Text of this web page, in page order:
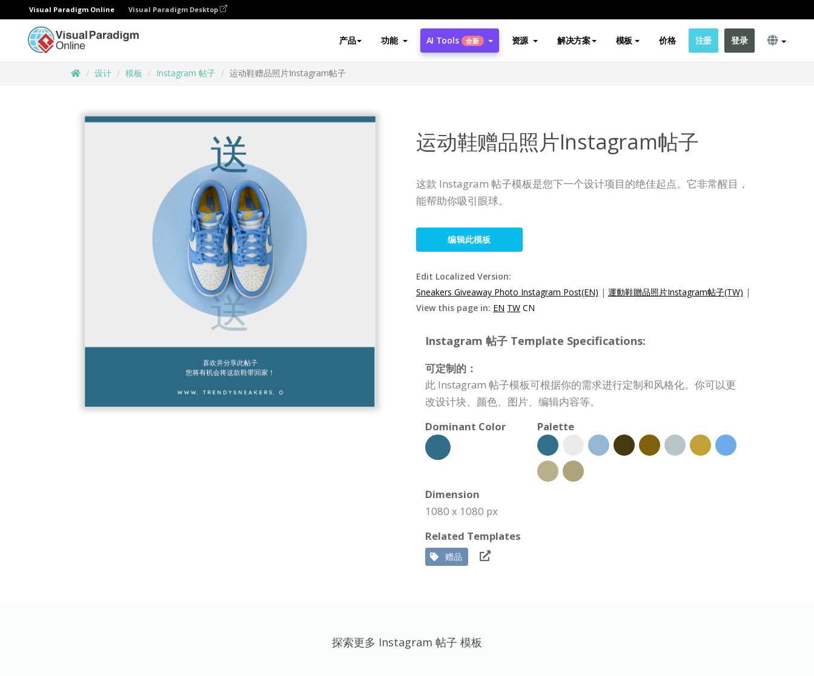
Visual Paradigm Online Visual Paradigm Desktop
产品 功能 AI Tools 全新 资源 解决方案 模板 价格 注册 登录
设计 模板 Instagram 帖子 运动鞋赠品照片Instagram帖子
运动鞋赠品照片Instagram帖子
这款 Instagram 帖子模板是您下一个设计项目的绝佳起点。它非常醒目，
能帮助你吸引眼球。
编辑此模板
Edit Localized Version:
Sneakers Giveaway Photo Instagram Post(EN) | 運動鞋贈品照片Instagram帖子(TW) |
View this page in: EN TW CN
Instagram 帖子 Template Specifications:
可定制的：
此 Instagram 帖子模板可根据你的需求进行定制和风格化。你可以更
改设计块、颜色、图片、编辑内容等。
Dominant Color
Palette
Dimension
1080 x 1080 px
Related Templates
赠品
探索更多 Instagram 帖子 模板